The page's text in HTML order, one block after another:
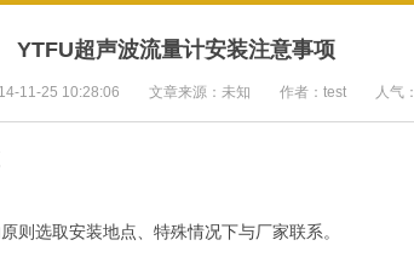
YTFU超声波流量计安装注意事项
11-25 10:28:06 文章来源：未知 作者：test 人气：
则选取安装地点、特殊情况下与厂家联系。